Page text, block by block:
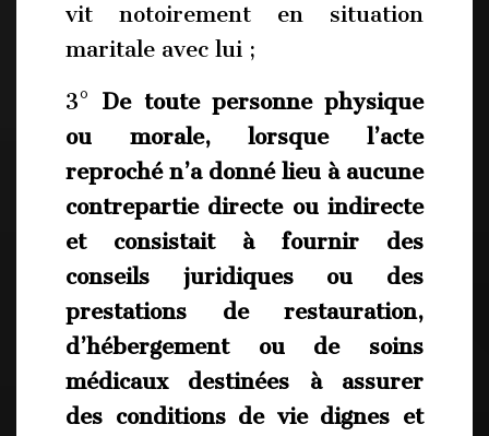
vit notoirement en situation
maritale avec lui ;
3° De toute personne physique
ou morale, lorsque l’acte
reproché n’a donné lieu à aucune
contrepartie directe ou indirecte
et consistait à fournir des
conseils juridiques ou des
prestations de restauration,
d’hébergement ou de soins
médicaux destinées à assurer
des conditions de vie dignes et